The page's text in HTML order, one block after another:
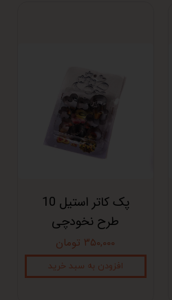
پک کاتر استیل 10
طرح نخودچی
۳۵۰,۰۰۰ تومان
افزودن به سبد خرید